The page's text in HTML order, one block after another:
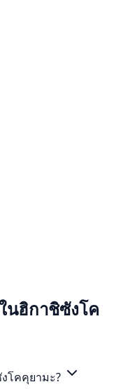
นฮิกาชิซังโค
โคคุยามะ?